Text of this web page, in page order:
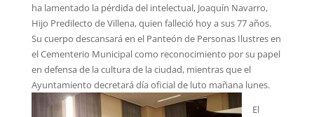
ha lamentado la pérdida del intelectual, Joaquín Navarro,
Hijo Predilecto de Villena, quien falleció hoy a sus 77 años.
Su cuerpo descansará en el Panteón de Personas Ilustres en
el Cementerio Municipal como reconocimiento por su papel
en defensa de la cultura de la ciudad, mientras que el
Ayuntamiento decretará día oficial de luto mañana lunes.
El